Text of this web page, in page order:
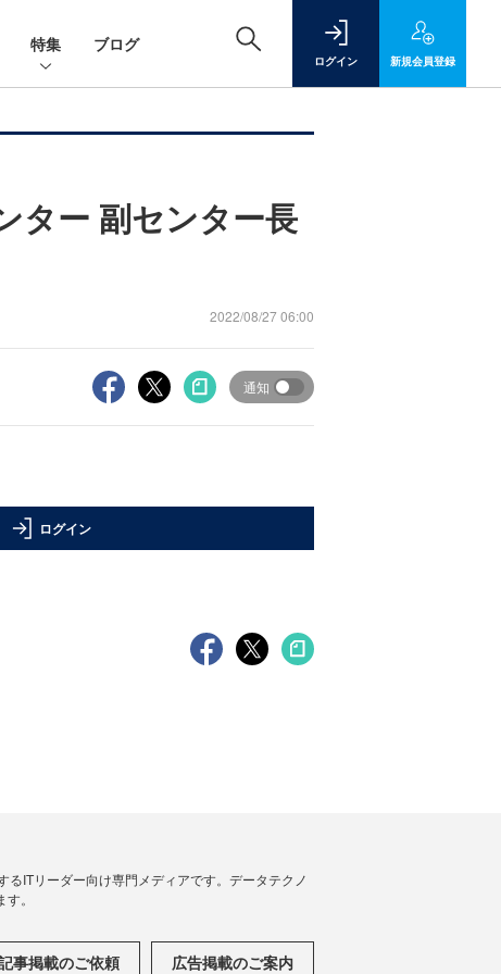
特集 ブログ
ログイン 新規会員登録
ター 副センター長
2022/08/27 06:00
通知
ログイン
ITリーダー向け専門メディアです。データテクノ
。
事掲載のご依頼 広告掲載のご案内